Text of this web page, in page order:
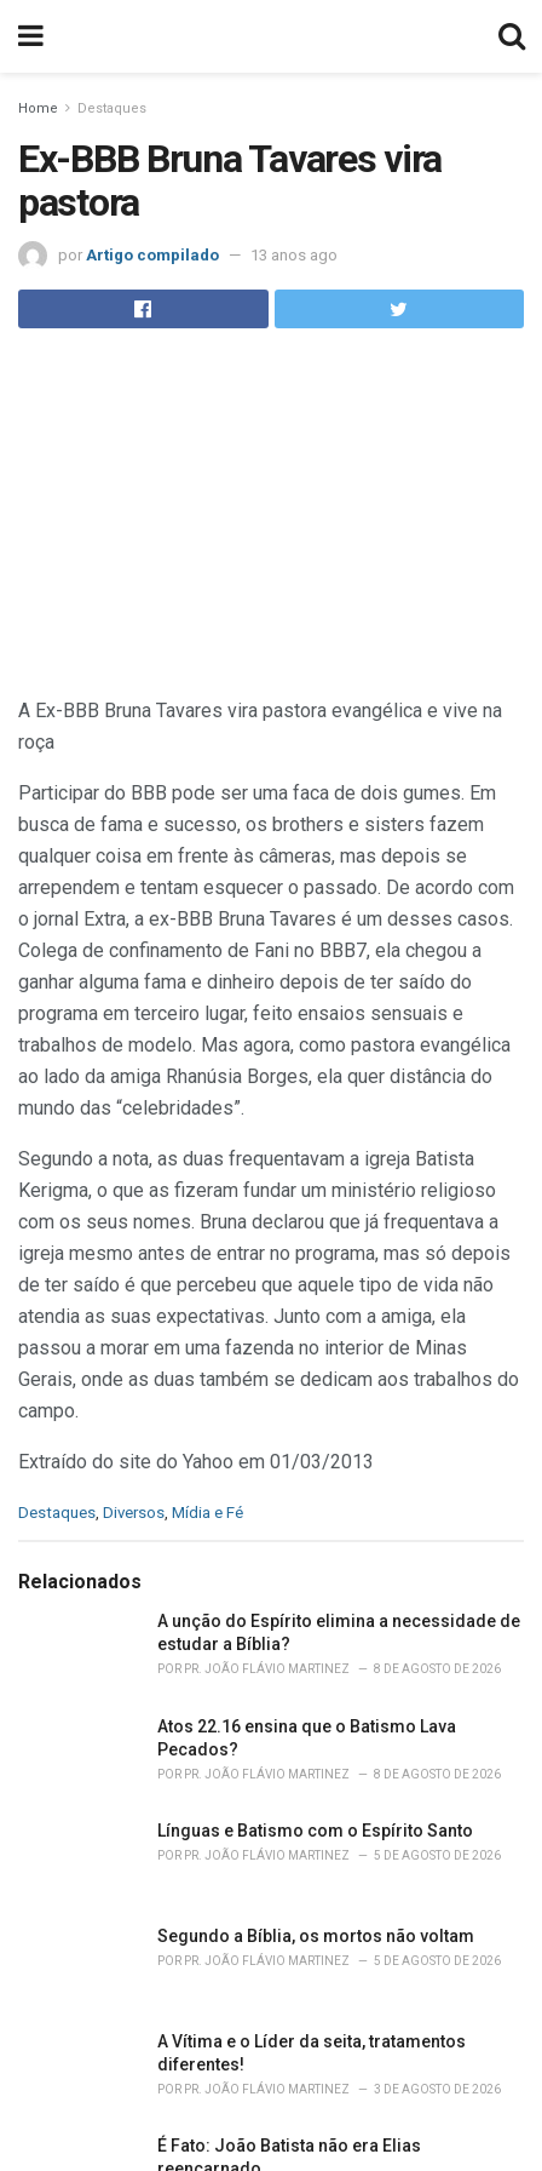
Home Destaques
Ex-BBB Bruna Tavares vira
pastora
por Artigo compilado 13 anos ago
A Ex-BBB Bruna Tavares vira pastora evangélica e vive na
roça
Participar do BBB pode ser uma faca de dois gumes. Em
busca de fama e sucesso, os brothers e sisters fazem
qualquer coisa em frente às câmeras, mas depois se
arrependem e tentam esquecer o passado. De acordo com
o jornal Extra, a ex-BBB Bruna Tavares é um desses casos.
Colega de confinamento de Fani no BBB7, ela chegou a
ganhar alguma fama e dinheiro depois de ter saído do
programa em terceiro lugar, feito ensaios sensuais e
trabalhos de modelo. Mas agora, como pastora evangélica
ao lado da amiga Rhanúsia Borges, ela quer distância do
mundo das “celebridades”.
Segundo a nota, as duas frequentavam a igreja Batista
Kerigma, o que as fizeram fundar um ministério religioso
com os seus nomes. Bruna declarou que já frequentava a
igreja mesmo antes de entrar no programa, mas só depois
de ter saído é que percebeu que aquele tipo de vida não
atendia as suas expectativas. Junto com a amiga, ela
passou a morar em uma fazenda no interior de Minas
Gerais, onde as duas também se dedicam aos trabalhos do
campo.
Extraído do site do Yahoo em 01/03/2013
C
e
Destaques Diversos Mídia e Fé
Relacionados
A unção do Espírito elimina a necessidade de
estudar a Bíblia?
POR PR. JOÃO FLÁVIO MARTINEZ 8 DE AGOSTO DE 2026
Atos 22.16 ensina que o Batismo Lava
Pecados?
POR PR. JOÃO FLÁVIO MARTINEZ 8 DE AGOSTO DE 2026
Línguas e Batismo com o Espírito Santo
POR PR. JOÃO FLÁVIO MARTINEZ 5 DE AGOSTO DE 2026
Segundo a Bíblia, os mortos não voltam
POR PR. JOÃO FLÁVIO MARTINEZ 5 DE AGOSTO DE 2026
A Vítima e o Líder da seita, tratamentos
diferentes!
POR PR. JOÃO FLÁVIO MARTINEZ 3 DE AGOSTO DE 2026
É Fato: João Batista não era Elias